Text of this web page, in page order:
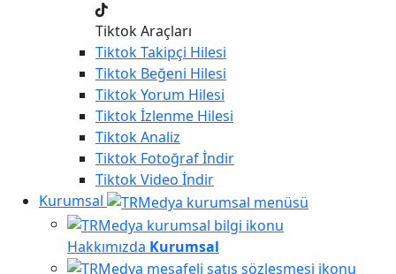
Tiktok Araçları
TiktokTakipçi Hilesi
Tiktok Beğeni Hilesi
TiktokYorum Hilesi
Tiktokİzlenme Hilesi
TiktokAnaliz
Tiktok Fotoğraf İndir
TiktokVideo İndir
Kurumsal
Hakkımızda Kurumsal